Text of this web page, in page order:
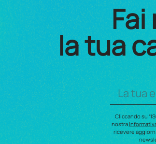
la tua
Cliccando su
nostra
ricevere